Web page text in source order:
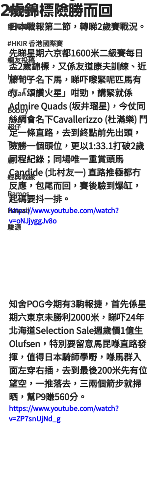
賽馬新聞
競馬磚提
#HKIR 香港國際賽
網友投稿
Homan
Dylan
Bobby
超仔
Tony
鹿
經典戰線
Ramos
Hawaii
駿源
2歲錦標險勝而回
日本戰報第二節，轉睇2歲賽戰況。
先睇星期六京都1600米二級賽每日
盃2歲錦標，又係友道康夫訓練、近
藤旬子名下馬，睇吓嚟緊呢匹馬有
冇「頌讚火星」咁勁，講緊就係
Admire Quads (坂井瑠星)，今仗同
絲綢會名下Cavallerizzo (杜滿樂) 鬥
足一條直路，去到終點前先出頭，
險勝一個頭位，更以1:33.1打破2歲
同程紀錄；同場唯一重賞頭馬
Candide (北村友一) 直路推極都冇
反應，包尾而回，賽後驗到爆缸，
起碼要抖一排。
https://www.youtube.com/watch?
v=oNJjyggJv8o
知舍POG今期有3駒報捷，首先係星
期六東京未勝利2000米，睇吓24年
北海道Selection Sale週歲價1億生
Olufsen，特別要留意馬昆喺直路發
揮，值得日本騎師學嘢，喺馬群入
面左穿右插，去到最後200米先有位
望空，一推落去，三兩個箭步就掃
晒，幫P9賺560分。
https://www.youtube.com/watch?
v=ZP7snUjNd_g